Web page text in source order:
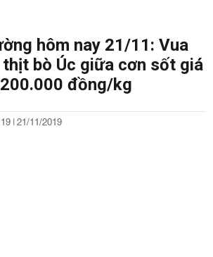
hôm nay 21/11: Vua
thịt bò Úc giữa cơn sốt giá
đồng/kg
| 21/11/2019